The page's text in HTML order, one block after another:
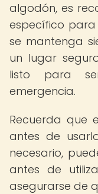
algodón, es
específico
se mantenga
un lugar
listo para
emergencia.
Recuerda que
antes de
necesario,
antes de
asegurarse de